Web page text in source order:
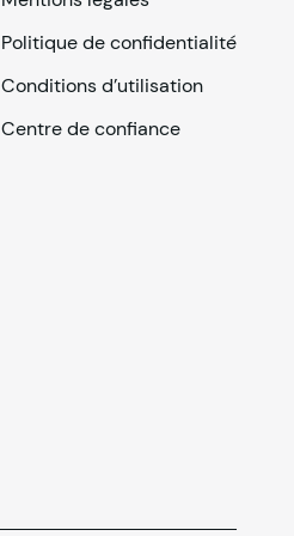
Politique de confidentialité
Conditions d’utilisation
Centre de confiance